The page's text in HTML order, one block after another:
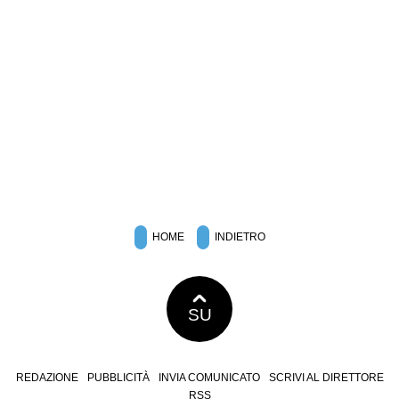
HOME INDIETRO
SU
REDAZIONE PUBBLICITÀ INVIA COMUNICATO
SCRIVI AL DIRETTORE
RSS